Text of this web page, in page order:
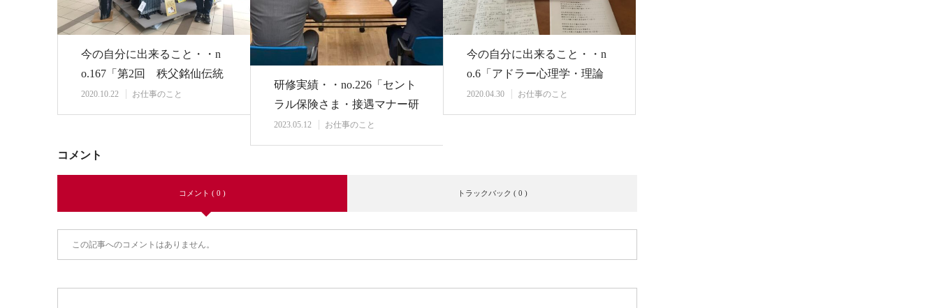
今の自分に出来ること・・n
o.167「第2回 秩父銘仙伝統
工芸士作品…
2020.10.22 お仕事のこと
研修実績・・no.226「セント
ラル保険さま・接遇マナー研
修」
2023.05.12 お仕事のこと
今の自分に出来ること・・n
o.6「アドラー心理学・理論
編 復習」
2020.04.30 お仕事のこと
コメント
コメント ( 0 ) トラックバック ( 0 )
この記事へのコメントはありません。